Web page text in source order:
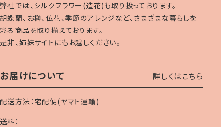
弊社では、シルクフラワー(造花)も取り扱っております。
胡蝶蘭、お榊、仏花、季節のアレンジなど、さまざまな暮らしを
彩る商品を取り揃えております。
是非、姉妹サイトにもお越しください。
お届けについて 詳しくはこちら
配送方法：宅配便(ヤマト運輸)
送料：